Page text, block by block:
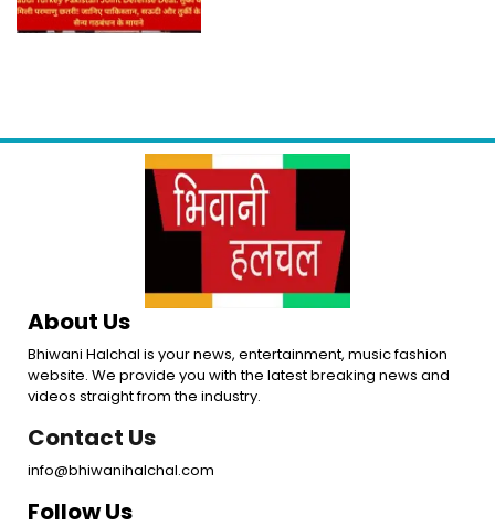
About Us
Bhiwani Halchal is your news, entertainment, music fashion
website. We provide you with the latest breaking news and
videos straight from the industry.
Contact Us
info@bhiwanihalchal.com
Follow Us